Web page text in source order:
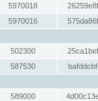
5970018
5970016
502300
587530
589000